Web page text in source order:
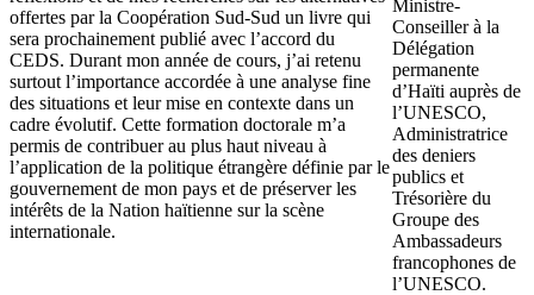
offertes par la Coopération Sud-Sud un livre qui
sera prochainement publié avec l’accord du
CEDS. Durant mon année de cours, j’ai retenu
surtout l’importance accordée à une analyse fine
des situations et leur mise en contexte dans un
cadre évolutif. Cette formation doctorale m’a
permis de contribuer au plus haut niveau à
l’application de la politique étrangère définie par le
gouvernement de mon pays et de préserver les
intérêts de la Nation haïtienne sur la scène
internationale.
Ministre-
Conseiller à la
Délégation
permanente
d’Haïti auprès de
l’UNESCO,
Administratrice
des deniers
publics et
Trésorière du
Groupe des
Ambassadeurs
francophones de
l’UNESCO.